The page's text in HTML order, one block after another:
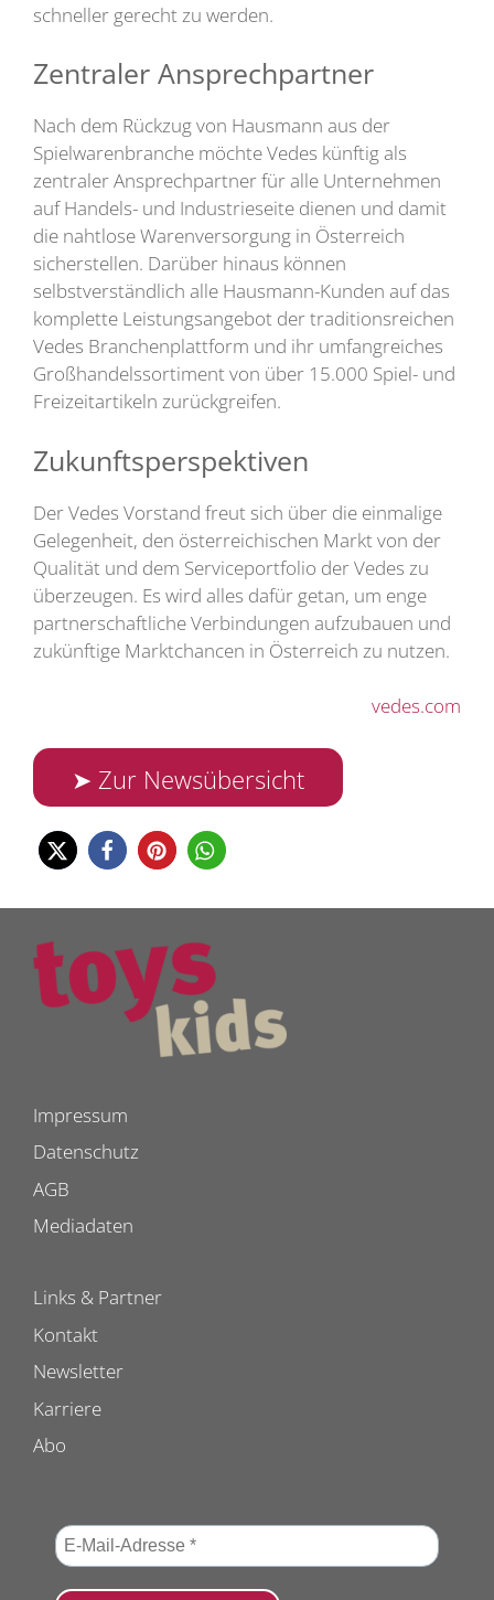
schneller gerecht zu werden.
Zentraler Ansprechpartner
Nach dem Rückzug von Hausmann aus der
Spielwarenbranche möchte Vedes künftig als
zentraler Ansprechpartner für alle Unternehmen
auf Handels- und Industrieseite dienen und damit
die nahtlose Warenversorgung in Österreich
sicherstellen. Darüber hinaus können
selbstverständlich alle Hausmann-Kunden auf das
komplette Leistungsangebot der traditionsreichen
Vedes Branchenplattform und ihr umfangreiches
Großhandelssortiment von über 15.000 Spiel- und
Freizeitartikeln zurückgreifen.
Zukunftsperspektiven
Der Vedes Vorstand freut sich über die einmalige
Gelegenheit, den österreichischen Markt von der
Qualität und dem Serviceportfolio der Vedes zu
überzeugen. Es wird alles dafür getan, um enge
partnerschaftliche Verbindungen aufzubauen und
zukünftige Marktchancen in Österreich zu nutzen.
vedes.com
➤ Zur Newsübersicht
Impressum
Datenschutz
AGB
Mediadaten
Links & Partner
Kontakt
Newsletter
Karriere
Abo